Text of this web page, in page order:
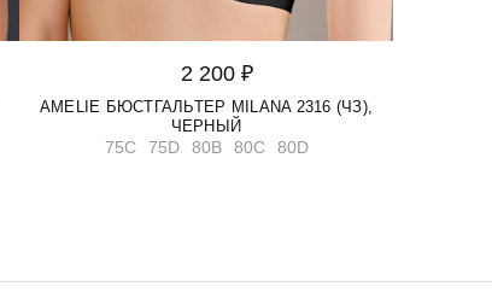
2 200 ₽
AMELIE БЮСТГАЛЬТЕР MILANA 2316 (ЧЗ),
ЧЕРНЫЙ
75C 75D 80B 80C 80D